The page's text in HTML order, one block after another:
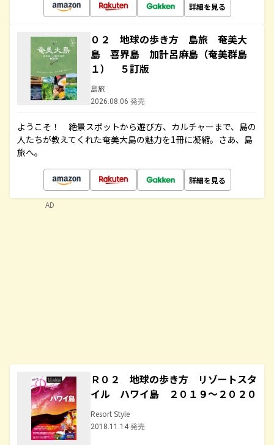
詳細を見る
０２ 地球の歩き方 島旅 奄美大
島 喜界島 加計呂麻島（奄美群島
１） ５訂版
島旅
2026.08.06 発売
ようこそ！ 絶景スポットから遊び方、カルチャーまで、島の
人たちが教えてくれた奄美大島の魅力を1冊に凝縮。さあ、島
旅へ。
詳細を見る
Ｒ０２ 地球の歩き方 リゾートスタ
イル ハワイ島 ２０１９～２０２０
Resort Style
2018.11.14 発売
AD